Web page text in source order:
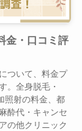
金・口コミ評
ついて、料金プ
。全身脱毛・
照射の料金、都
酔代・キャンセ
の他クリニック